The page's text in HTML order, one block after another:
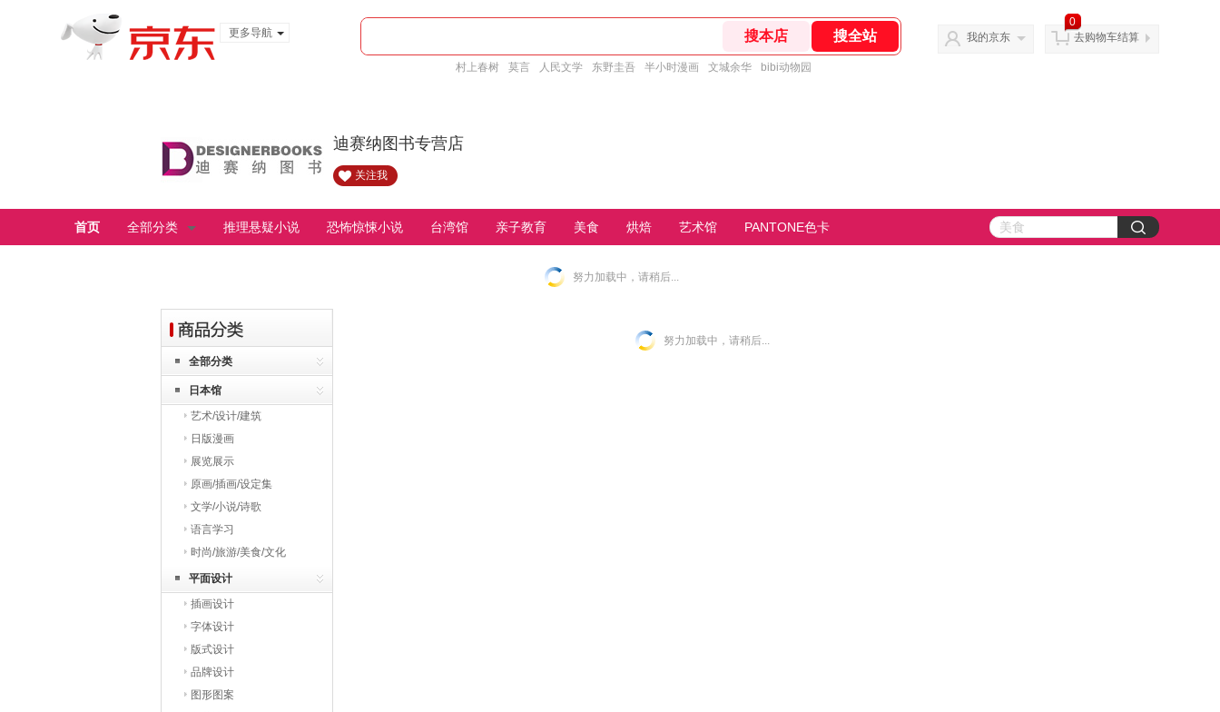
更多导航
村上春树 莫言 人民文学 东野圭吾 半小时漫画 文城余华 bibi动物园
我的京东
0
去购物车结算
迪赛纳图书专营店
关注我
首页 全部分类 推理悬疑小说 恐怖惊悚小说 台湾馆 亲子教育 美食 烘焙 艺术馆 PANTONE色卡
努力加载中，请稍后...
全部分类
日本馆
艺术/设计/建筑
日版漫画
展览展示
原画/插画/设定集
文学/小说/诗歌
语言学习
时尚/旅游/美食/文化
平面设计
插画设计
字体设计
版式设计
品牌设计
图形图案
努力加载中，请稍后...